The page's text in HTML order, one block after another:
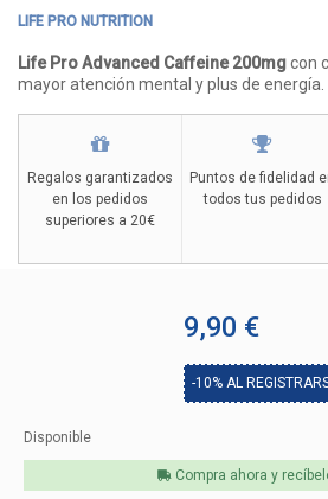
LIFE PRO NUTRITION
Life Pro Advanced Caffeine 200mgcon
mayor atención mental y plus de energía.
Regalos garantizados
en los pedidos
superiores a 20€
Puntos de fidelidad
todos tus pedidos
9,90 €
-10% AL
Disponible
Compra ahora y